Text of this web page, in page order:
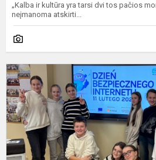
„Kalba ir kultūra yra tarsi dvi tos pačios
neįmanoma atskirti...